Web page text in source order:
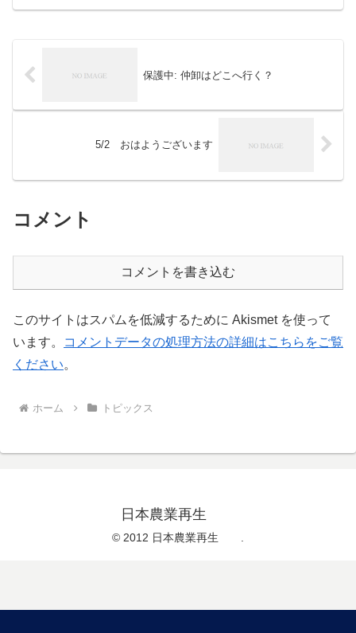
て色づいたイチゴの甘酸っぱさが口の中
保護中: 仲卸はどこへ行く？
5/2 おはようございます
コメント
コメントを書き込む
このサイトはスパムを低減するために Akismet を使って
います。
コメントデータの処理方法の詳細はこちらをご覧
ください。
ホーム トピックス
日本農業再生
© 2012 日本農業再生 .